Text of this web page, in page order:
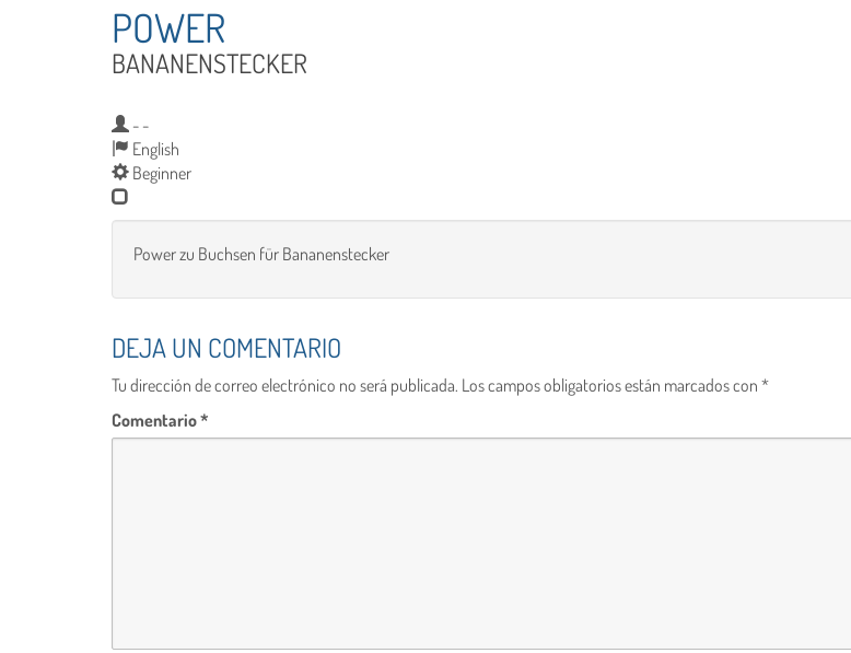
POWER
BANANENSTECKER
- -
English
Beginner
Power zu Buchsen für Bananenstecker
DEJA UN COMENTARIO
Tu dirección de correo electrónico no será publicada. Los campos obligatorios están marcados con *
Comentario*